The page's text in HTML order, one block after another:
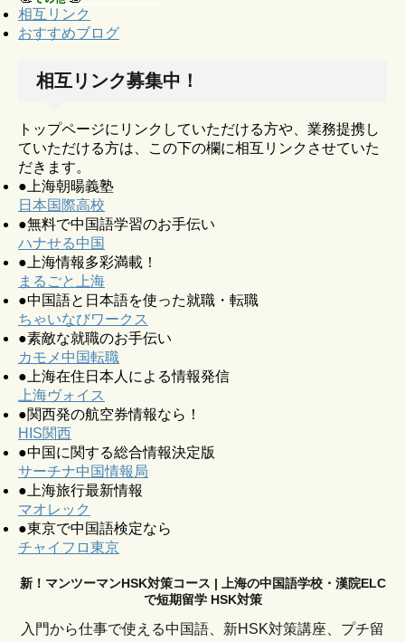
相互リンク
おすすめブログ
相互リンク募集中！
トップページにリンクしていただける方や、業務提携し
ていただける方は、この下の欄に相互リンクさせていた
だきます。
●上海朝暘義塾
日本国際高校
●無料で中国語学習のお手伝い
ハナせる中国
●上海情報多彩満載！
まるごと上海
●中国語と日本語を使った就職・転職
ちゃいなびワークス
●素敵な就職のお手伝い
カモメ中国転職
●上海在住日本人による情報発信
上海ヴォイス
●関西発の航空券情報なら！
HIS関西
●中国に関する総合情報決定版
サーチナ中国情報局
●上海旅行最新情報
マオレック
●東京で中国語検定なら
チャイフロ東京
新！マンツーマンHSK対策コース | 上海の中国語学校・漢院ELC
で短期留学 HSK対策
入門から仕事で使える中国語、新HSK対策講座、プチ留